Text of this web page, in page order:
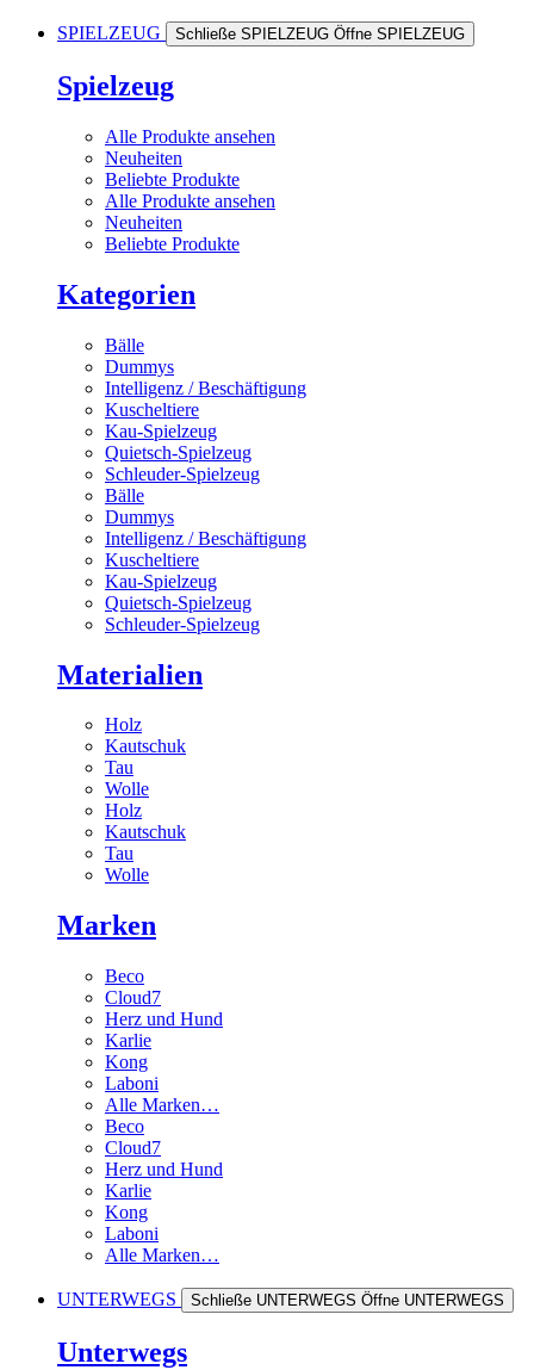
SPIELZEUG Schließe SPIELZEUG Öffne SPIELZEUG
Spielzeug
Alle Produkte ansehen
Neuheiten
Beliebte Produkte
Alle Produkte ansehen
Neuheiten
Beliebte Produkte
Kategorien
Bälle
Dummys
Intelligenz / Beschäftigung
Kuscheltiere
Kau-Spielzeug
Quietsch-Spielzeug
Schleuder-Spielzeug
Bälle
Dummys
Intelligenz / Beschäftigung
Kuscheltiere
Kau-Spielzeug
Quietsch-Spielzeug
Schleuder-Spielzeug
Materialien
Holz
Kautschuk
Tau
Wolle
Holz
Kautschuk
Tau
Wolle
Marken
Beco
Cloud7
Herz und Hund
Karlie
Kong
Laboni
Alle Marken…
Beco
Cloud7
Herz und Hund
Karlie
Kong
Laboni
Alle Marken…
UNTERWEGS Schließe UNTERWEGS Öffne UNTERWEGS
Unterwegs